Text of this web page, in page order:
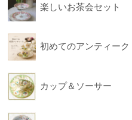
フィギュリン
楽しいお茶会セット
初めてのアンティーク
カップ＆ソーサー